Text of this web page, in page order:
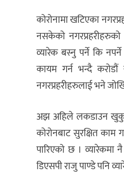
कोरोनामा खटिएका
नसकेको
व्यारेक बस्नु पर्ने कि
कायम गर्न भन्दै
नगरप्रहरीहरुलाई भने
अझ अहिले लकडाउन
कोरोनबाट सुरक्षित काम
पारिएको छ । व्यारेकमा
डिएसपी राजु पाण्डे पनि